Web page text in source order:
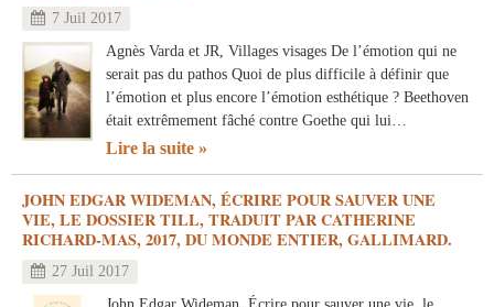
7 Juil 2017
Agnès Varda et JR, Villages visages De l’émotion qui ne
serait pas du pathos Quoi de plus difficile à définir que
l’émotion et plus encore l’émotion esthétique ? Beethoven
était extrêmement fâché contre Goethe qui lui…
Lire la suite
JOHN EDGAR WIDEMAN, ÉCRIRE POUR SAUVER UNE
VIE, LE DOSSIER TILL, TRADUIT PAR CATHERINE
RICHARD-MAS, 2017, DU MONDE ENTIER, GALLIMARD.
27 Juil 2017